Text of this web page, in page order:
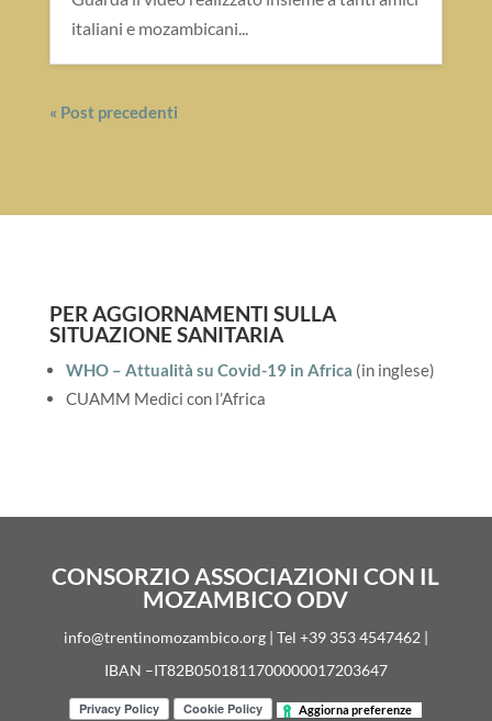
italiani e mozambicani...
« Post precedenti
PER AGGIORNAMENTI SULLA
SITUAZIONE SANITARIA
WHO – Attualità su Covid-19 in Africa (in inglese)
CUAMM Medici con l’Africa
CONSORZIO ASSOCIAZIONI CON IL
MOZAMBICO ODV
info@trentinomozambico.org | Tel +39 353 4547462 |
IBAN –IT82B0501811700000017203647
Aggiorna preferenze